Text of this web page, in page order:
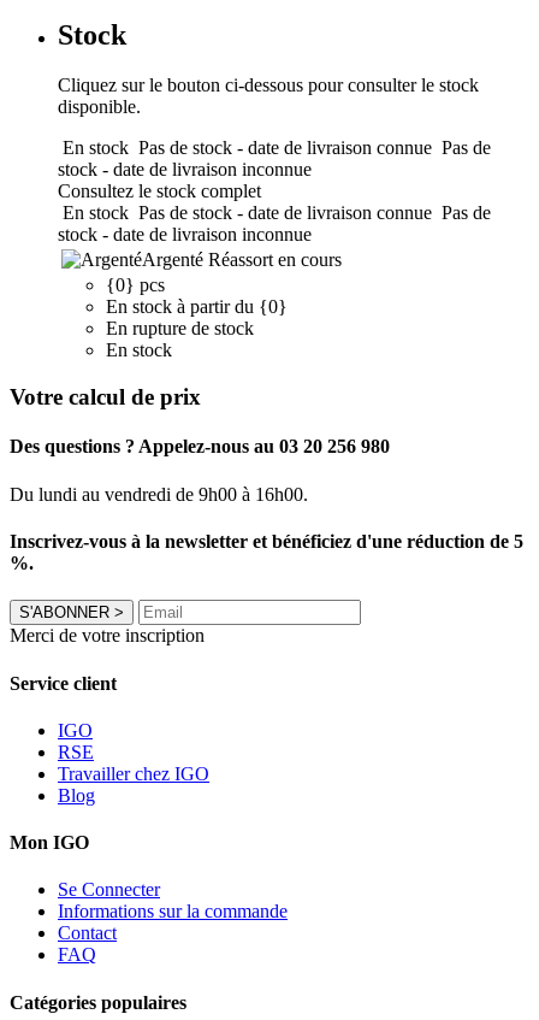
Stock
Cliquez sur le bouton ci-dessous pour consulter le stock
disponible.
En stock Pas de stock - date de livraison connue Pas de
stock - date de livraison inconnue
Consultez le stock complet
En stock Pas de stock - date de livraison connue Pas de
stock - date de livraison inconnue
Argenté Réassort en cours
{0} pcs
En stock à partir du {0}
En rupture de stock
En stock
Votre calcul de prix
Des questions ? Appelez-nous au 03 20 256 980
Du lundi au vendredi de 9h00 à 16h00.
Inscrivez-vous à la newsletter et bénéficiez d'une réduction de 5
%.
S'ABONNER >
Merci de votre inscription
Service client
IGO
RSE
Travailler chez IGO
Blog
Mon IGO
Se Connecter
Informations sur la commande
Contact
FAQ
Catégories populaires